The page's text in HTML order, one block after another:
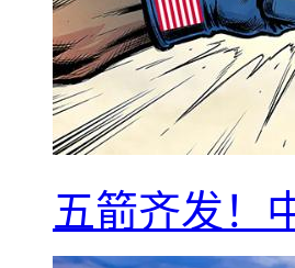
五箭齐发！